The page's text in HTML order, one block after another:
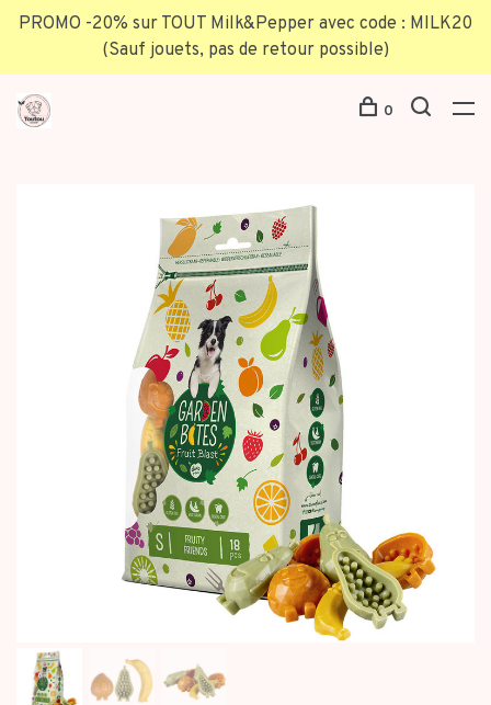
PROMO -20% sur TOUT Milk&Pepper avec code : MILK20
(Sauf jouets, pas de retour possible)
0